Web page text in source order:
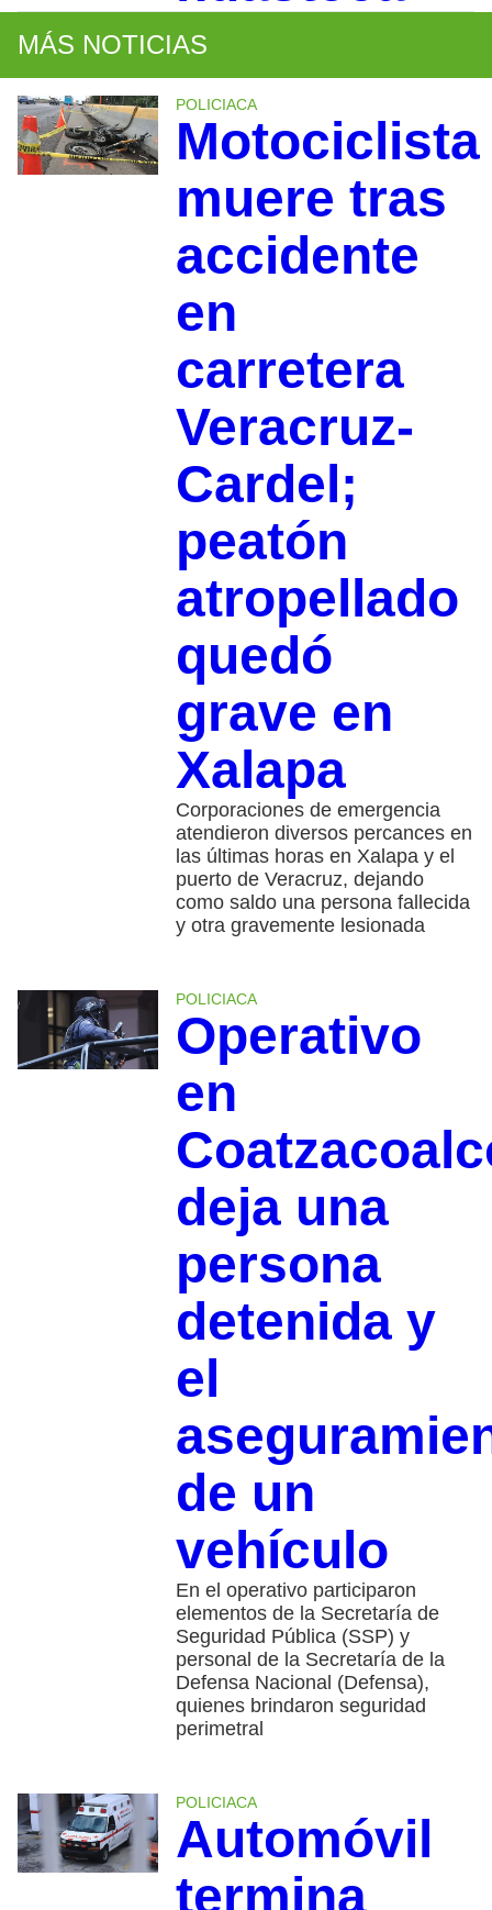
MÁS NOTICIAS
POLICIACA
Motociclista
muere tras
accidente
en
carretera
Veracruz-
Cardel;
peatón
atropellado
quedó
grave en
Xalapa
Corporaciones de emergencia
atendieron diversos percances en
las últimas horas en Xalapa y el
puerto de Veracruz, dejando
como saldo una persona fallecida
y otra gravemente lesionada
POLICIACA
Operativo
en
deja una
persona
detenida y
el
de un
vehículo
En el operativo participaron
elementos de la Secretaría de
Seguridad Pública (SSP) y
personal de la Secretaría de la
Defensa Nacional (Defensa),
quienes brindaron seguridad
perimetral
POLICIACA
Automóvil
termina